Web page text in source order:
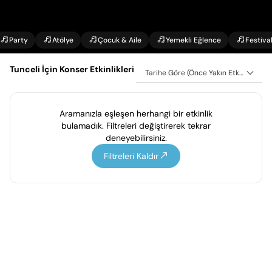
Party Atölye Çocuk & Aile Yemekli Eğlence Festival
Tunceli İçin Konser Etkinlikleri Tarihe Göre (Önce Yakın Etkinlikler)
Aramanızla eşleşen herhangi bir etkinlik
bulamadık. Filtreleri değiştirerek tekrar
deneyebilirsiniz.
Filtreleri Kaldır